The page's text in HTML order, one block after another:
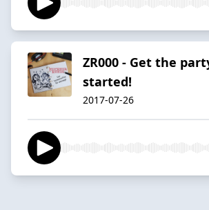
ZR000 - Get the
started!
2017-07-26